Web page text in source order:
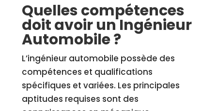
Quelles compétences
doit avoir un Ingénieur
Automobile ?
L’ingénieur automobile possède des
compétences et qualifications
spécifiques et variées. Les principales
aptitudes requises sont des